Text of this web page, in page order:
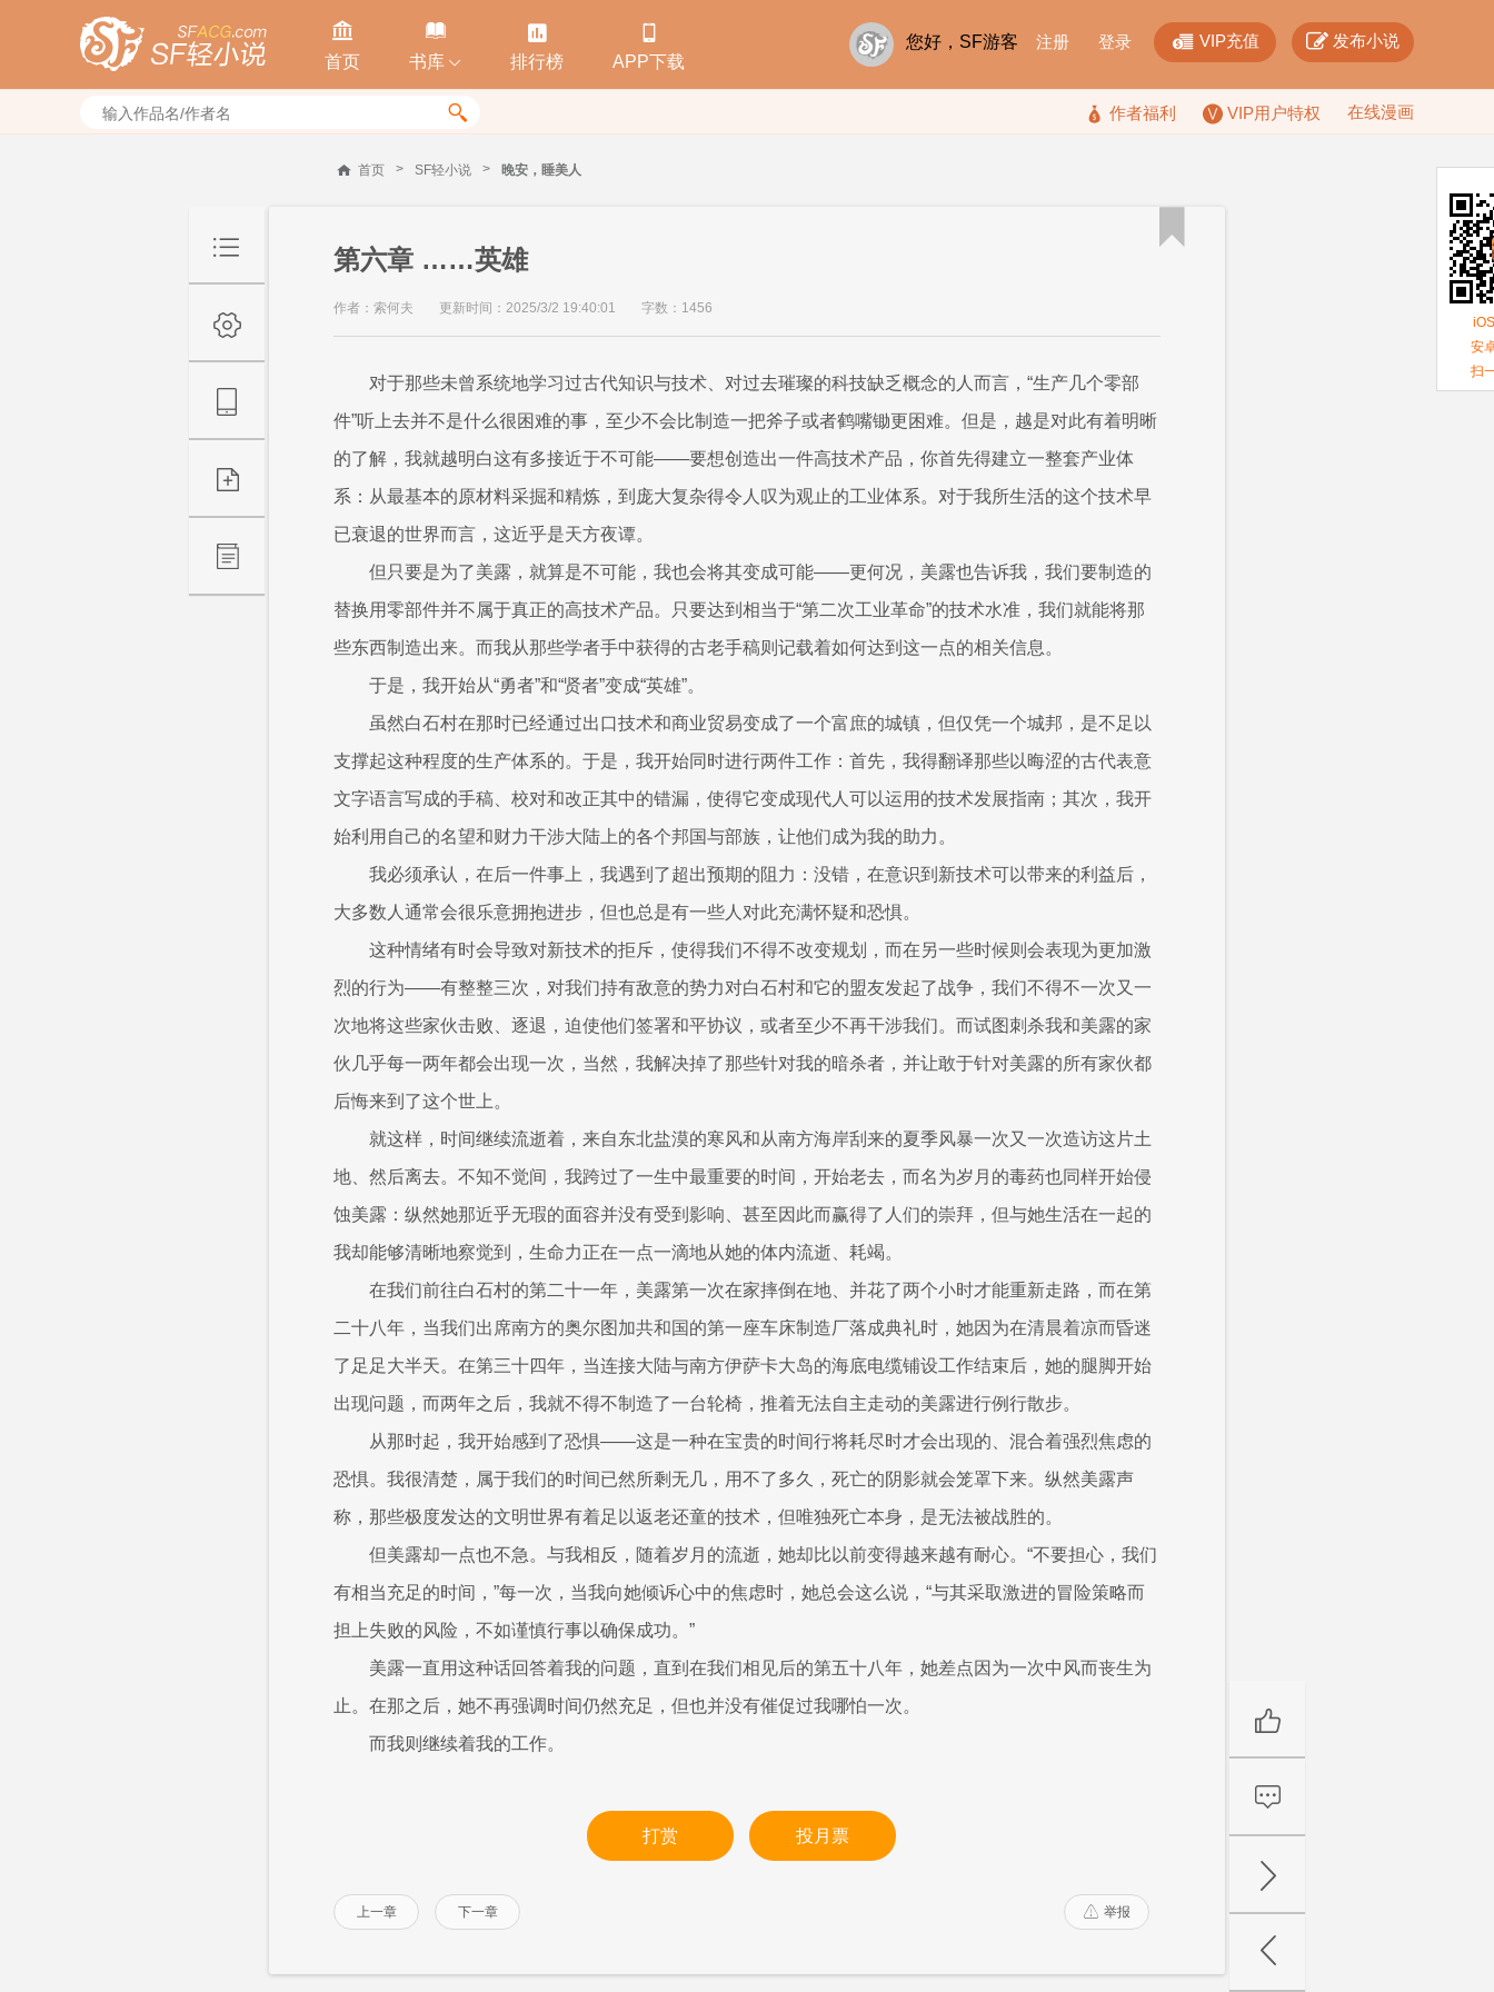

首页

书库 

排行榜

APP下载
您好，SF游客 注册 登录  VIP充值  发布小说
  作者福利 VIP用户特权 在线漫画
首页 > SF轻小说 > 晚安，睡美人
第六章 ……英雄
作者：索何夫 更新时间：2025/3/2 19:40:01 字数：1456
对于那些未曾系统地学习过古代知识与技术、对过去璀璨的科技缺乏概念的人而言，“生产几个零部
件”听上去并不是什么很困难的事，至少不会比制造一把斧子或者鹤嘴锄更困难。但是，越是对此有着明晰
的了解，我就越明白这有多接近于不可能——要想创造出一件高技术产品，你首先得建立一整套产业体
系：从最基本的原材料采掘和精炼，到庞大复杂得令人叹为观止的工业体系。对于我所生活的这个技术早
已衰退的世界而言，这近乎是天方夜谭。
但只要是为了美露，就算是不可能，我也会将其变成可能——更何况，美露也告诉我，我们要制造的
替换用零部件并不属于真正的高技术产品。只要达到相当于“第二次工业革命”的技术水准，我们就能将那
些东西制造出来。而我从那些学者手中获得的古老手稿则记载着如何达到这一点的相关信息。
于是，我开始从“勇者”和“贤者”变成“英雄”。
虽然白石村在那时已经通过出口技术和商业贸易变成了一个富庶的城镇，但仅凭一个城邦，是不足以
支撑起这种程度的生产体系的。于是，我开始同时进行两件工作：首先，我得翻译那些以晦涩的古代表意
文字语言写成的手稿、校对和改正其中的错漏，使得它变成现代人可以运用的技术发展指南；其次，我开
始利用自己的名望和财力干涉大陆上的各个邦国与部族，让他们成为我的助力。
我必须承认，在后一件事上，我遇到了超出预期的阻力：没错，在意识到新技术可以带来的利益后，
大多数人通常会很乐意拥抱进步，但也总是有一些人对此充满怀疑和恐惧。
这种情绪有时会导致对新技术的拒斥，使得我们不得不改变规划，而在另一些时候则会表现为更加激
烈的行为——有整整三次，对我们持有敌意的势力对白石村和它的盟友发起了战争，我们不得不一次又一
次地将这些家伙击败、逐退，迫使他们签署和平协议，或者至少不再干涉我们。而试图刺杀我和美露的家
伙几乎每一两年都会出现一次，当然，我解决掉了那些针对我的暗杀者，并让敢于针对美露的所有家伙都
后悔来到了这个世上。
就这样，时间继续流逝着，来自东北盐漠的寒风和从南方海岸刮来的夏季风暴一次又一次造访这片土
地、然后离去。不知不觉间，我跨过了一生中最重要的时间，开始老去，而名为岁月的毒药也同样开始侵
蚀美露：纵然她那近乎无瑕的面容并没有受到影响、甚至因此而赢得了人们的崇拜，但与她生活在一起的
我却能够清晰地察觉到，生命力正在一点一滴地从她的体内流逝、耗竭。
在我们前往白石村的第二十一年，美露第一次在家摔倒在地、并花了两个小时才能重新走路，而在第
二十八年，当我们出席南方的奥尔图加共和国的第一座车床制造厂落成典礼时，她因为在清晨着凉而昏迷
了足足大半天。在第三十四年，当连接大陆与南方伊萨卡大岛的海底电缆铺设工作结束后，她的腿脚开始
出现问题，而两年之后，我就不得不制造了一台轮椅，推着无法自主走动的美露进行例行散步。
从那时起，我开始感到了恐惧——这是一种在宝贵的时间行将耗尽时才会出现的、混合着强烈焦虑的
恐惧。我很清楚，属于我们的时间已然所剩无几，用不了多久，死亡的阴影就会笼罩下来。纵然美露声
称，那些极度发达的文明世界有着足以返老还童的技术，但唯独死亡本身，是无法被战胜的。
但美露却一点也不急。与我相反，随着岁月的流逝，她却比以前变得越来越有耐心。“不要担心，我们
有相当充足的时间，”每一次，当我向她倾诉心中的焦虑时，她总会这么说，“与其采取激进的冒险策略而
担上失败的风险，不如谨慎行事以确保成功。”
美露一直用这种话回答着我的问题，直到在我们相见后的第五十八年，她差点因为一次中风而丧生为
止。在那之后，她不再强调时间仍然充足，但也并没有催促过我哪怕一次。
而我则继续着我的工作。
打赏 投月票
上一章 下一章  举报

安
扫